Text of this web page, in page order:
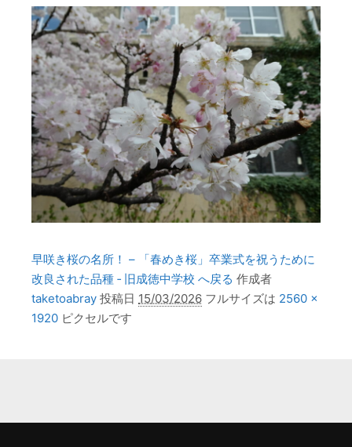
早咲き桜の名所！ – 「春めき桜」卒業式を祝うために
改良された品種 ‐ 旧成徳中学校 へ戻る 作成者
taketoabray 投稿日 15/03/2026 フルサイズは 2560 ×
1920 ピクセルです